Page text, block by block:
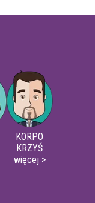
KORPO
KRZYŚ
więcej >